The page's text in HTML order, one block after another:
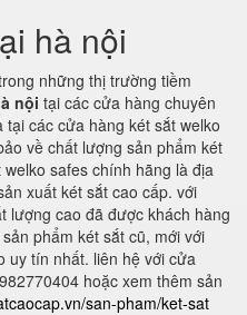
hà nội
những thị trường tiềm
nội tại các cửa hàng chuyên
các cửa hàng két sắt welko
về chất lượng sản phẩm két
safes chính hãng là địa
xuất két sắt cao cấp. với
lượng cao đã được khách hàng
phẩm két sắt cũ, mới với
uy tín nhất. liên hệ với cửa
hoặc xem thêm sản
san-pham/ket-sat